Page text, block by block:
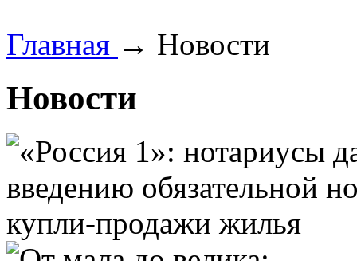
Главная → Новости
Новости